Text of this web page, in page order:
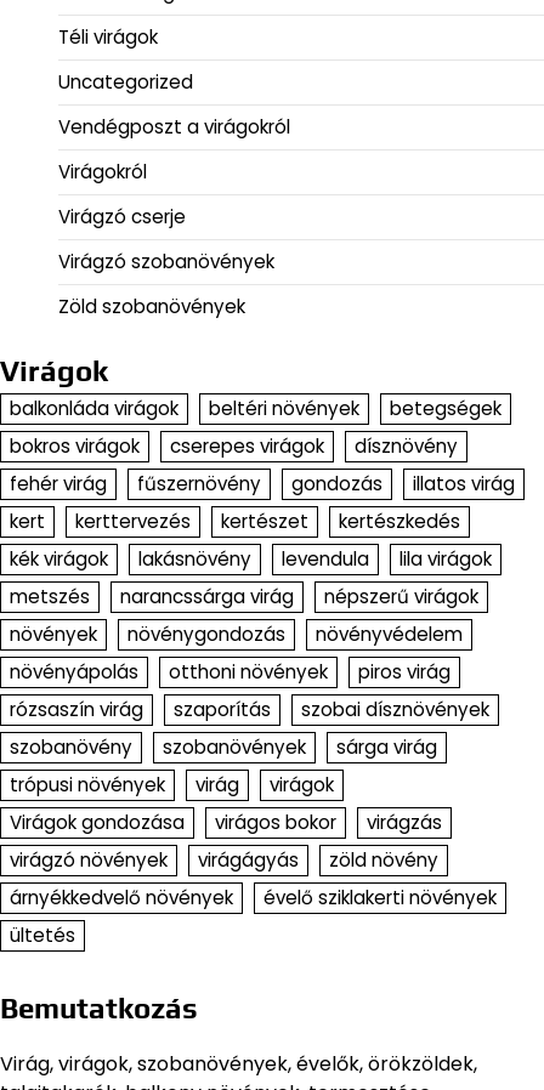
Téli virágok
Uncategorized
Vendégposzt a virágokról
Virágokról
Virágzó cserje
Virágzó szobanövények
Zöld szobanövények
Virágok
balkonláda virágok beltéri növények
betegségek
bokros virágok
cserepes virágok
dísznövény
fehér virág
fűszernövény gondozás
illatos virág
kert
kerttervezés kertészet
kertészkedés
kék virágok
lakásnövény levendula
lila virágok
metszés
narancssárga virág
népszerű virágok
növények
növénygondozás
növényvédelem
növényápolás
otthoni növények
piros virág
rózsaszín virág
szaporítás
szobai dísznövények
szobanövény
szobanövények
sárga virág
trópusi növények
virág
virágok
Virágok gondozása
virágos bokor
virágzás
virágzó növények
virágágyás
zöld növény
árnyékkedvelő növények
évelő sziklakerti növények
ültetés
Bemutatkozás
Virág, virágok, szobanövények, évelők, örökzöldek,